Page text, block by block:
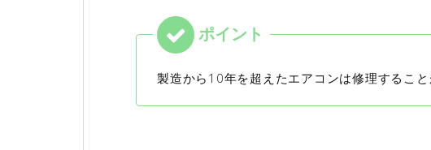
製造から10年を超えたエアコンは修理すること